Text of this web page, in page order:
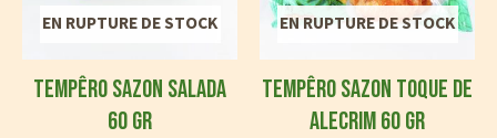
EN RUPTURE DE STOCK
TEMPÊRO SAZON SALADA
60 GR
EN RUPTURE DE STOCK
TEMPÊRO SAZON TOQUE DE
ALECRIM 60 GR